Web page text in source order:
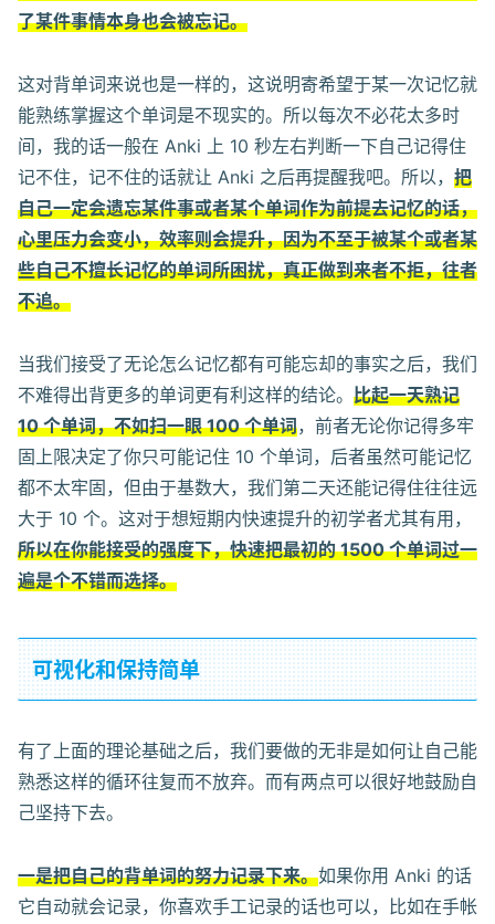
了某件事情本身也会被忘记。
这对背单词来说也是一样的，这说明寄希望于某一次记忆就
能熟练掌握这个单词是不现实的。所以每次不必花太多时
间，我的话一般在 Anki 上 10 秒左右判断一下自己记得住
记不住，记不住的话就让 Anki 之后再提醒我吧。所以， 把
自己一定会遗忘某件事或者某个单词作为前提去记忆的话，
心里压力会变小，效率则会提升，因为不至于被某个或者某
些自己不擅长记忆的单词所困扰，真正做到来者不拒，往者
不追。
当我们接受了无论怎么记忆都有可能忘却的事实之后，我们
不难得出背更多的单词更有利这样的结论。 比起一天熟记
10 个单词，不如扫一眼 100 个单词，前者无论你记得多牢
固上限决定了你只可能记住 10 个单词，后者虽然可能记忆
都不太牢固，但由于基数大，我们第二天还能记得住往往远
大于 10 个。这对于想短期内快速提升的初学者尤其有用，
所以在你能接受的强度下，快速把最初的 1500 个单词过一
遍是个不错而选择。
可视化和保持简单
有了上面的理论基础之后，我们要做的无非是如何让自己能
熟悉这样的循环往复而不放弃。而有两点可以很好地鼓励自
己坚持下去。
一是把自己的背单词的努力记录下来。如果你用 Anki 的话
它自动就会记录，你喜欢手工记录的话也可以，比如在手帐